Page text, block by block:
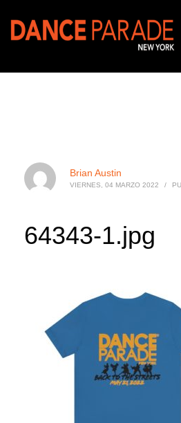
Brian Austin
VIERNES, 04 MARZO 2022 /
64343-1.jpg